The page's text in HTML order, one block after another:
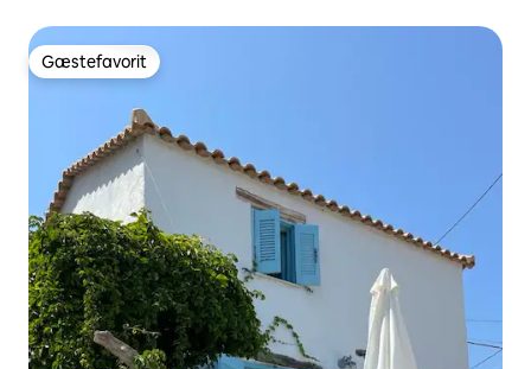
Gæstefavorit
Gæstefavorit